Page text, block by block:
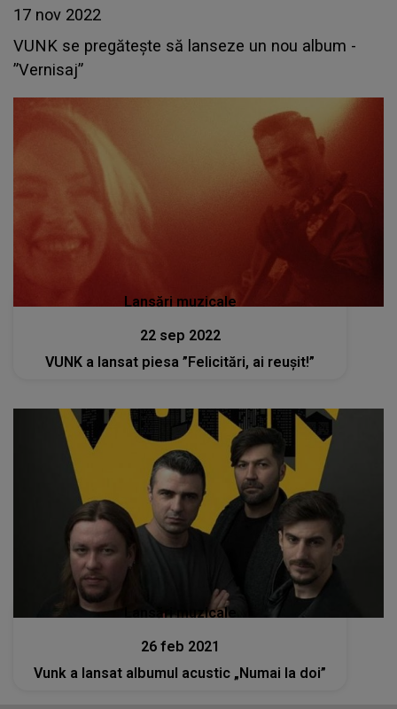
17 nov 2022
VUNK se pregătește să lanseze un nou album -
”Vernisaj”
Lansări muzicale
22 sep 2022
VUNK a lansat piesa ”Felicitări, ai reușit!”
Lansări muzicale
26 feb 2021
Vunk a lansat albumul acustic „Numai la doi”